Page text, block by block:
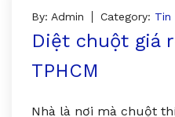
By: Admin Category: Tin
Diệt chuột giá
TPHCM
Nhà là nơi mà chuột